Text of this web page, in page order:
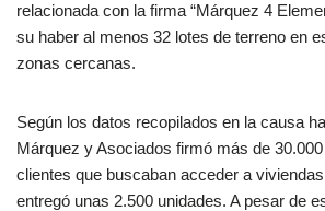
relacionada con la firma “Márquez 4
su haber al menos 32 lotes de terreno en
zonas cercanas.
Según los datos recopilados en la causa
Márquez y Asociados firmó más de
clientes que buscaban acceder a
entregó unas 2.500 unidades. A pesar de